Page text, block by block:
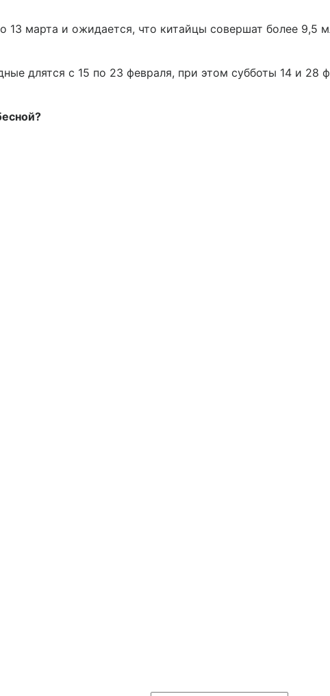
13 марта и ожидается, что китайцы совершат более 9,5
длятся с 15 по 23 февраля, при этом субботы 14 и 28